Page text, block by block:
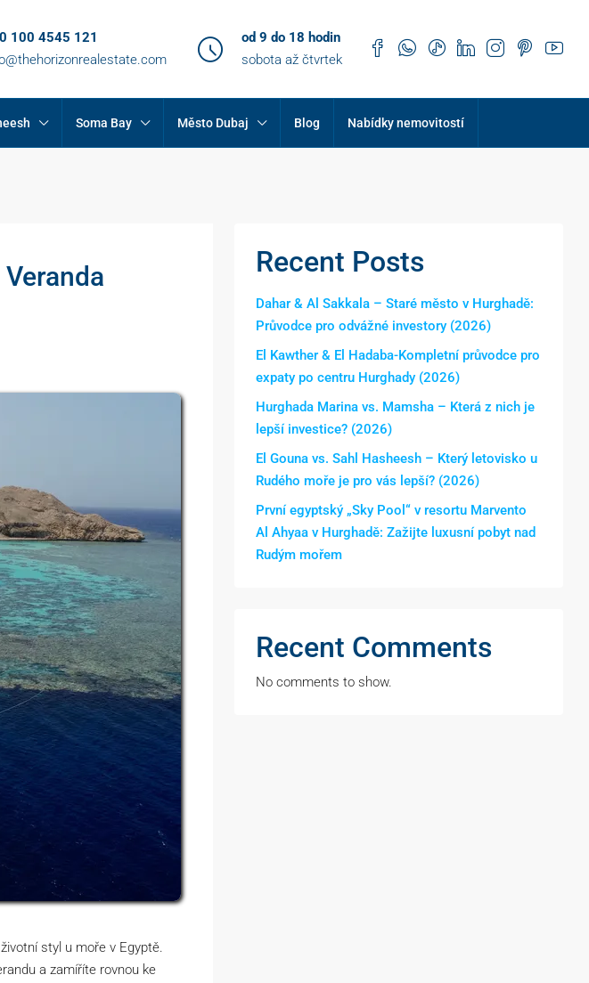
100 4545 121
od 9 do 18 hodin
sobota až čtvrtek
Soma Bay Město Dubaj Blog Nabídky nemovitostí
styl u moře v Egyptě.
a zamíříte rovnou ke
Recent Posts
Dahar & Al Sakkala – Staré město v Hurghadě:
Průvodce pro odvážné investory (2026)
El Kawther & El Hadaba-Kompletní průvodce pro
expaty po centru Hurghady (2026)
Hurghada Marina vs. Mamsha – Která z nich je
lepší investice? (2026)
El Gouna vs. Sahl Hasheesh – Který letovisko u
Rudého moře je pro vás lepší? (2026)
První egyptský „Sky Pool“ v resortu Marvento
Al Ahyaa v Hurghadě: Zažijte luxusní pobyt nad
Rudým mořem
Recent Comments
No comments to show.